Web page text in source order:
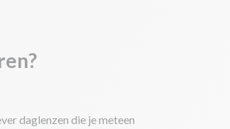
daglenzen die je meteen